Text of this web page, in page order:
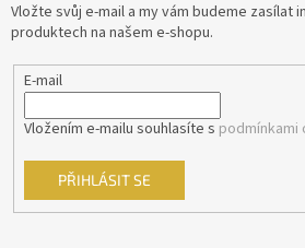
Vložte svůj e-mail a my vám budeme zasílat
produktech na našem e-shopu.
E-mail
Vložením e-mailu souhlasíte s podmínkami
PŘIHLÁSIT SE